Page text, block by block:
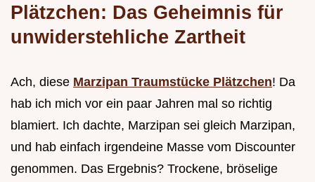
Plätzchen: Das Geheimnis für
unwiderstehliche Zartheit
Ach, diese Marzipan Traumstücke Plätzchen! Da
hab ich mich vor ein paar Jahren mal so richtig
blamiert. Ich dachte, Marzipan sei gleich Marzipan,
und hab einfach irgendeine Masse vom Discounter
genommen. Das Ergebnis? Trockene, bröselige